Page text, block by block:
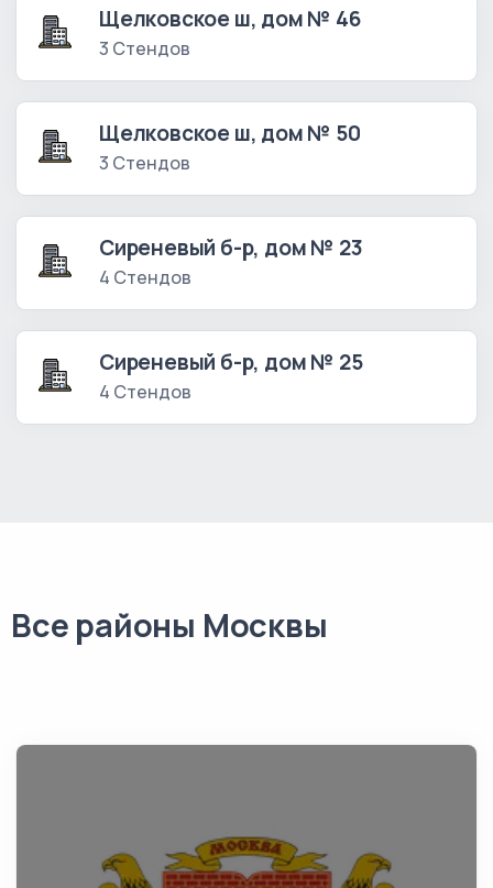
Щелковское ш, дом № 46
3 Стендов
Щелковское ш, дом № 50
3 Стендов
Сиреневый б-р, дом № 23
4 Стендов
Сиреневый б-р, дом № 25
4 Стендов
Все районы Москвы